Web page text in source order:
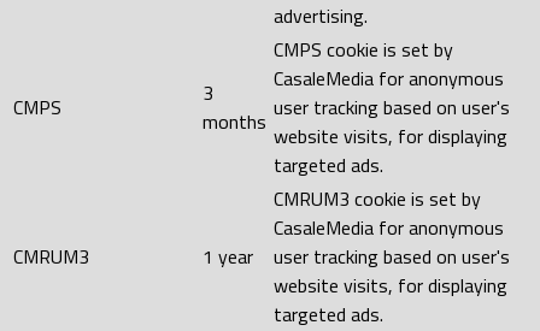
advertising.
CMPS
3
months
CMPS cookie is set by
CasaleMedia for anonymous
user tracking based on user's
website visits, for displaying
targeted ads.
CMRUM3 1 year
CMRUM3 cookie is set by
CasaleMedia for anonymous
user tracking based on user's
website visits, for displaying
targeted ads.